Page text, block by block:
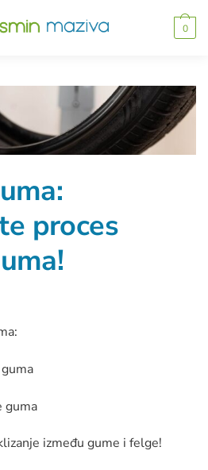
0
proces
guma
između gume i felge!